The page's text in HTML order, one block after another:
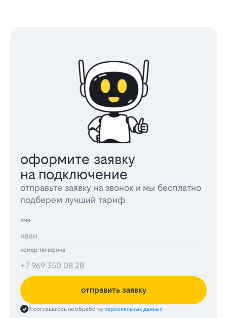
оформите заявку
на подключение
отправьте заявку на звонок и мы бесплатно
подберем лучший тариф
имя
номер телефона
отправить заявку
Я соглашаюсь на обработкуперсональных данных